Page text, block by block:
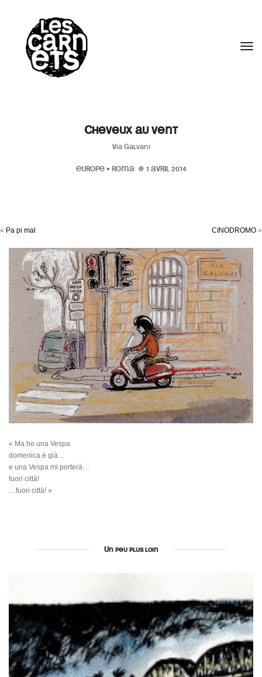
Cheveux au vent
Via Galvani
EUROPE• ROMA 1 AVRIL 2014
« Pa pi mal CINODROMO »
« Ma ho una Vespa
domenica è già…
e una Vespa mi porterà…
fuori città!
…fuori città! »
Un peu plus loin